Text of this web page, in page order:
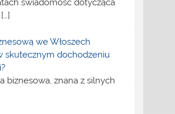
świadomość dotycząca
[…]
we Włoszech
skutecznym dochodzeniu
biznesowa, znana z silnych